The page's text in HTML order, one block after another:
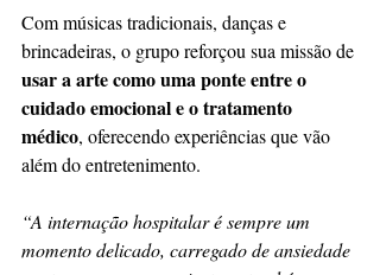
Com músicas tradicionais, danças e
brincadeiras, o grupo reforçou sua missão de
usar a arte como uma ponte entre o
cuidado emocional e o tratamento
médico, oferecendo experiências que vão
além do entretenimento.
“A internação hospitalar é sempre um
momento delicado, carregado de ansiedade